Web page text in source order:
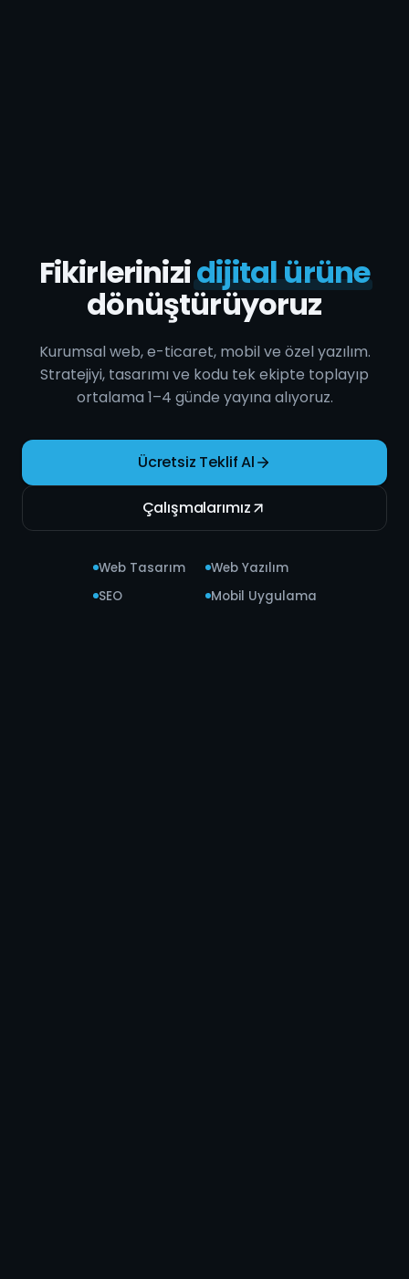
Fikirlerinizidijital ürüne
dönüştürüyoruz
Kurumsal web, e-ticaret, mobil ve özel yazılım.
Stratejiyi, tasarımı ve kodu tek ekipte toplayıp
ortalama 1–4 günde yayına alıyoruz.
Ücretsiz Teklif Al
Çalışmalarımız
Web Tasarım
Web Yazılım
SEO
Mobil Uygulama